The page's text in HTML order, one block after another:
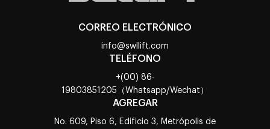
CORREO ELECTRÓNICO
info@swllift.com
TELÉFONO
+(00) 86-
19803851205（Whatsapp/Wechat）
AGREGAR
No. 609, Piso 6, Edificio 3, Metrópolis de